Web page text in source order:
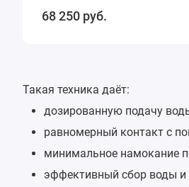
68 250 руб.
Такая техника даёт:
дозированную подачу
равномерный контакт с
минимальное намокание
эффективный сбор воды и